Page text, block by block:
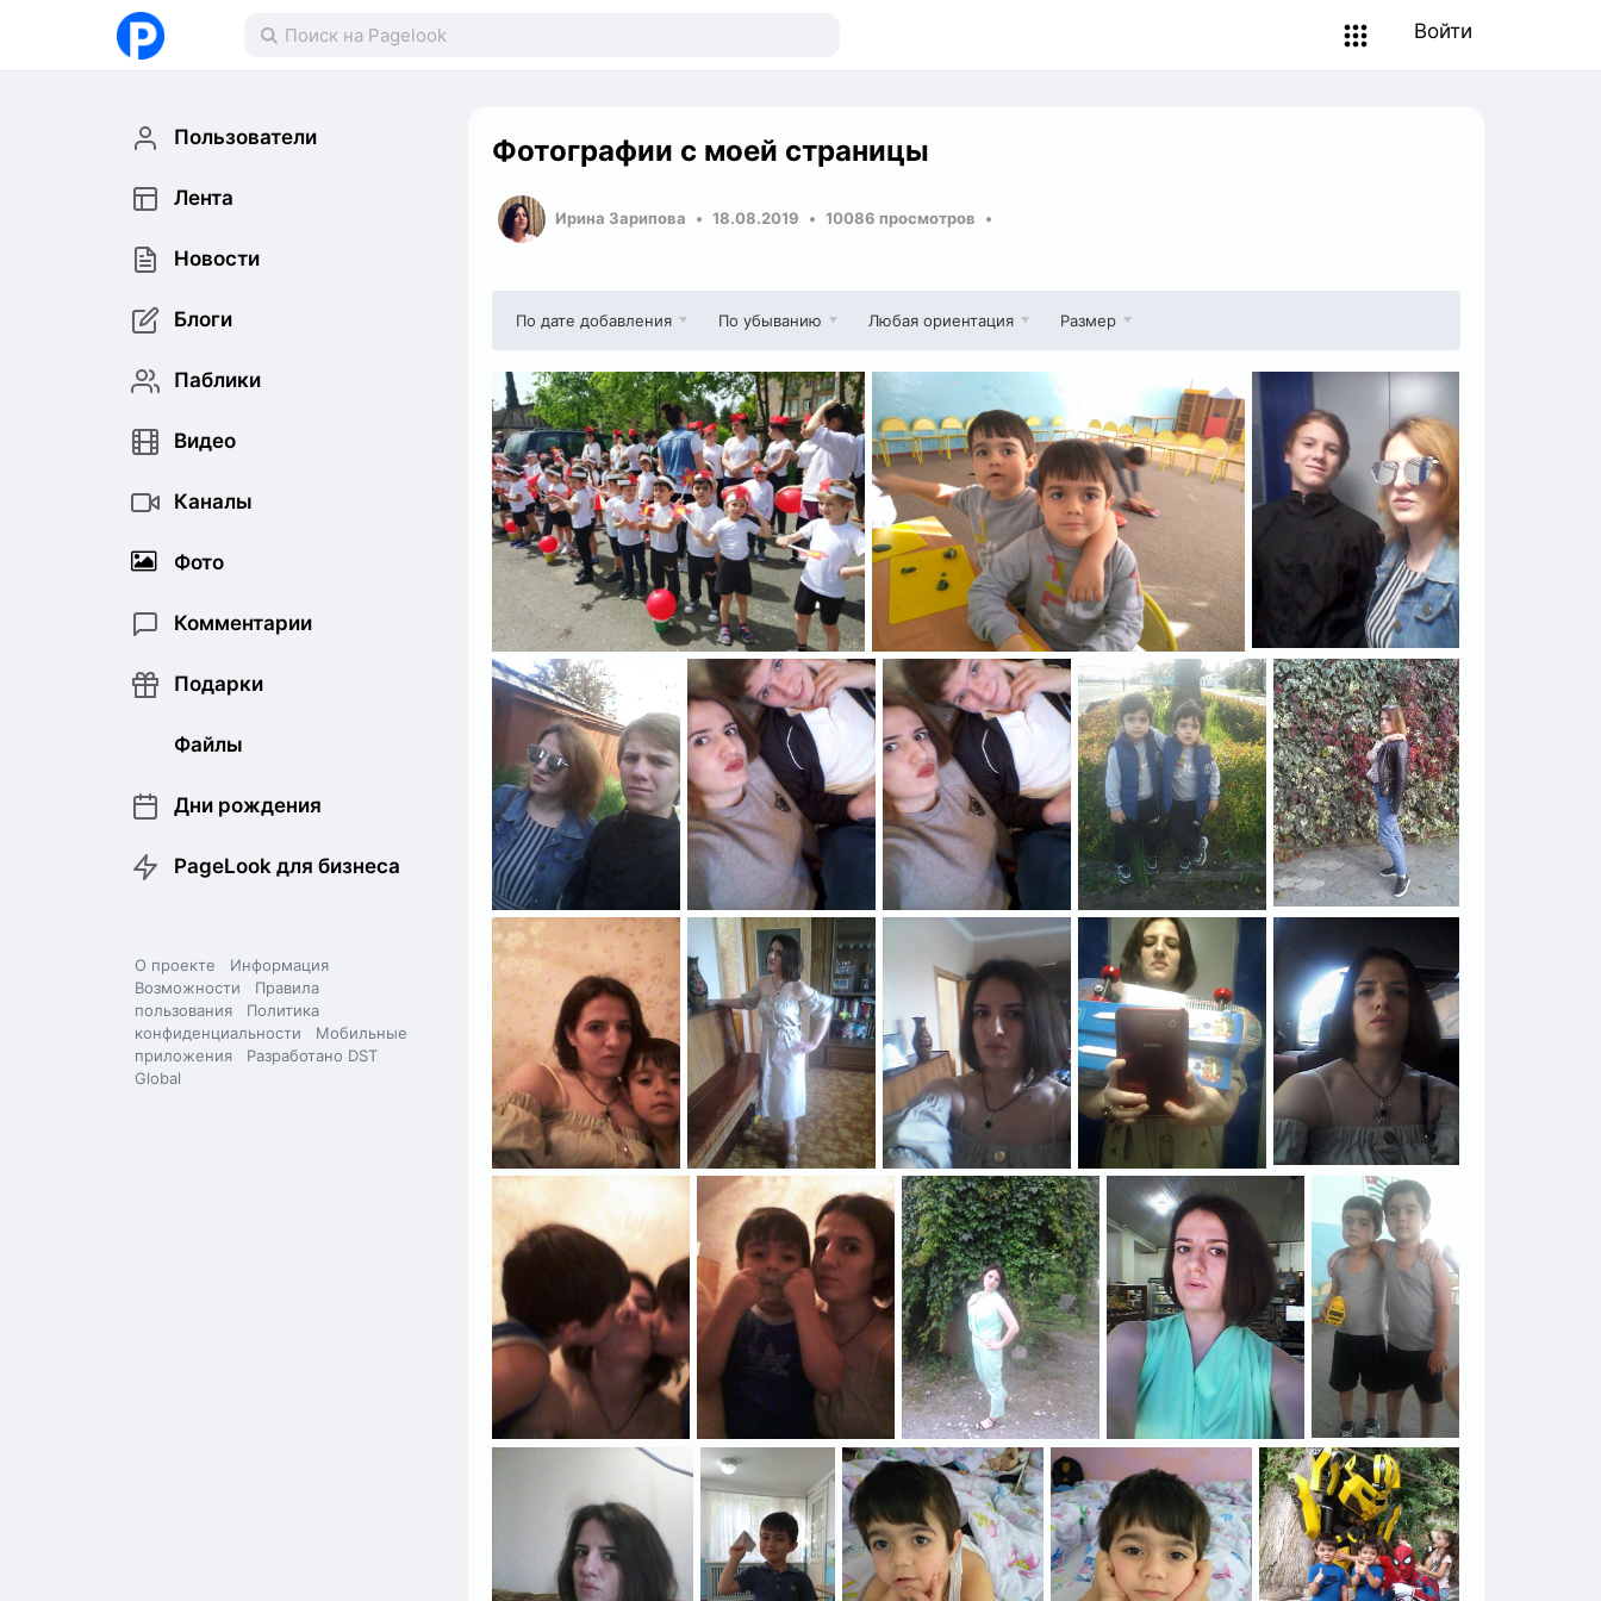
Войти
Пользователи
Лента
Новости
Блоги
Паблики
Видео
Каналы
Фото
Комментарии
Подарки
Файлы
Дни рождения
PageLook для бизнеса
О проекте
Информация
Возможности
Правила
пользования
Политика
конфиденциальности
Мобильные
приложения
Разработано DST
Global
Фотографии с моей страницы
Ирина Зарипова 18.08.2019 10086 просмотров
По дате добавления По убыванию Любая ориентация Размер